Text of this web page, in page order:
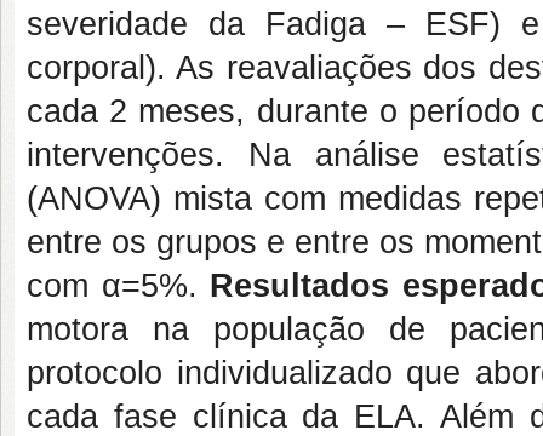
severidade da Fadiga – ESF)
corporal). As reavaliações dos
cada 2 meses, durante o período
intervenções. Na análise
(ANOVA) mista com medidas
entre os grupos e entre os
com α=5%. Resultados
motora na população de
protocolo individualizado que
cada fase clínica da ELA. Além